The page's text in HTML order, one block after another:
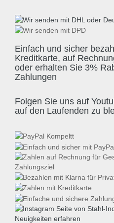
Einfach und sicher
Kreditkarte, auf
oder erhalten Sie 3%
Zahlungen
Folgen Sie uns auf
auf den Laufenden zu